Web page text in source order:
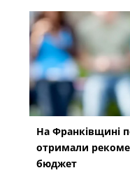
На Франківщині
отримали
бюджет